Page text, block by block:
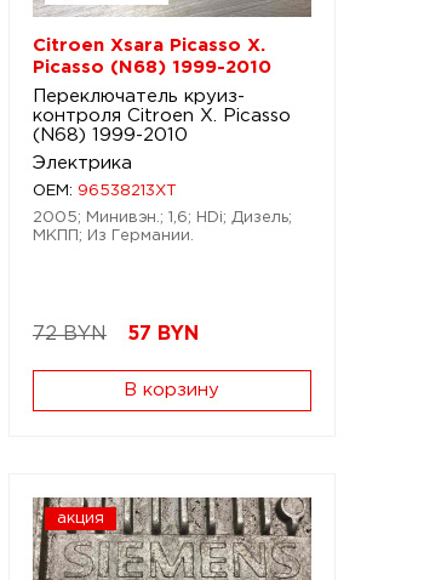
Citroen Xsara Picasso X.
Picasso (N68) 1999-2010
Переключатель круиз-
контроля Citroen X. Picasso
(N68) 1999-2010
Электрика
OEM: 96538213XT
2005; Минивэн.; 1,6; HDi; Дизель;
МКПП; Из Германии.
72 BYN 57 BYN
В корзину
акция